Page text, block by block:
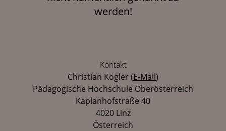
werden!
Kontakt
Christian Kogler(E-Mail)
Pädagogische Hochschule Oberösterreich
Kaplanhofstraße 40
4020 Linz
Österreich